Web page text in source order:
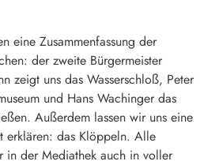
eine Zusammenfassung der
der zweite Bürgermeister
zeigt uns das Wasserschloß, Peter
und Hans Wachinger das
Außerdem lassen wir uns eine
erklären: das Klöppeln. Alle
in der Mediathek auch in voller